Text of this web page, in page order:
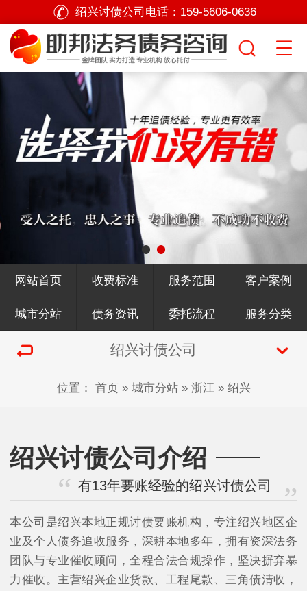
绍兴讨债公司电话： 159-5606-0636
网站首页 收费标准 服务范围 客户案例
城市分站 债务资讯 委托流程 服务分类
绍兴讨债公司
位置： 首页» 城市分站» 浙江» 绍兴
绍兴讨债公司介绍
有13年要账经验的绍兴讨债公司
本公司是绍兴本地正规讨债要账机构，专注绍兴地区企
业及个人债务追收服务，深耕本地多年，拥有资深法务
团队与专业催收顾问，全程合法合规操作，坚决摒弃暴
力催收。主营绍兴企业货款、工程尾款、三角债清收，